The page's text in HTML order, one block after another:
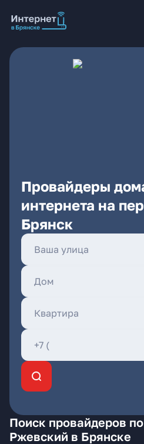
Провайдеры
интернета на
Брянск
Поиск провайдеров
Ржевский в Брянске